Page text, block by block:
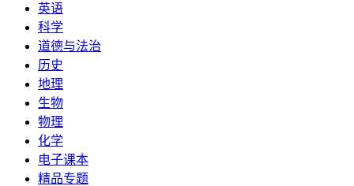
英语
科学
道德与法治
历史
地理
生物
物理
化学
电子课本
精品专题